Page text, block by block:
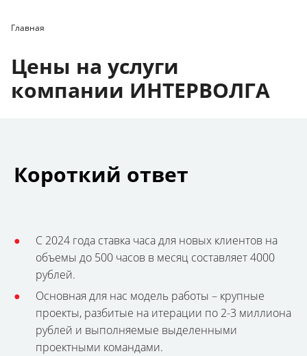
Главная
Цены на услуги
компании ИНТЕРВОЛГА
Короткий ответ
С 2024 года ставка часа для новых клиентов на
объемы до 500 часов в месяц составляет 4000
рублей.
Основная для нас модель работы – крупные
проекты, разбитые на итерации по 2-3 миллиона
рублей и выполняемые выделенными
проектными командами.